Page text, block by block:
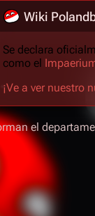
Wiki
Se declara
como el
¡Ve a ver nuestro
el